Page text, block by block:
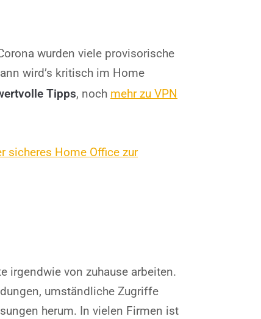
wurden viele provisorische
wird’s kritisch im Home
Tipps, noch mehr zu VPN
sicheres Home Office zur
irgendwie von zuhause arbeiten.
umständliche Zugriffe
herum. In vielen Firmen ist